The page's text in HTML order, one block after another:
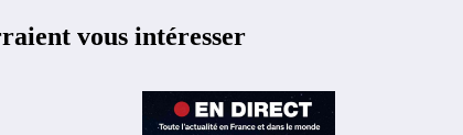
vous intéresser